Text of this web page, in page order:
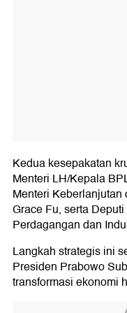
Kedua kesepakatan
Menteri LH/Kepala
Menteri
Grace Fu, serta
Perdagangan dan
Langkah strategis ini
Presiden Prabowo
transformasi ekonomi